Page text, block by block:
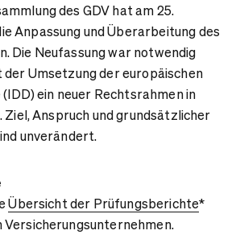
des GDV hat am 25.
Anpassung und Überarbeitung des
Die Neufassung war notwendig
der Umsetzung der europäischen
ein neuer Rechtsrahmen in
Anspruch und grundsätzlicher
unverändert.
Übersicht der Prüfungsberichte*